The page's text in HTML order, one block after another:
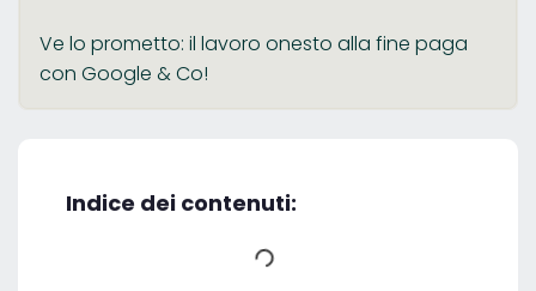
Ve lo prometto: il lavoro onesto alla fine paga
con Google & Co!
Indice dei contenuti: